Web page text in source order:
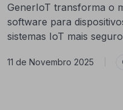
GenerIoT transforma o
software para
sistemas IoT mais
11 de Novembro 2025